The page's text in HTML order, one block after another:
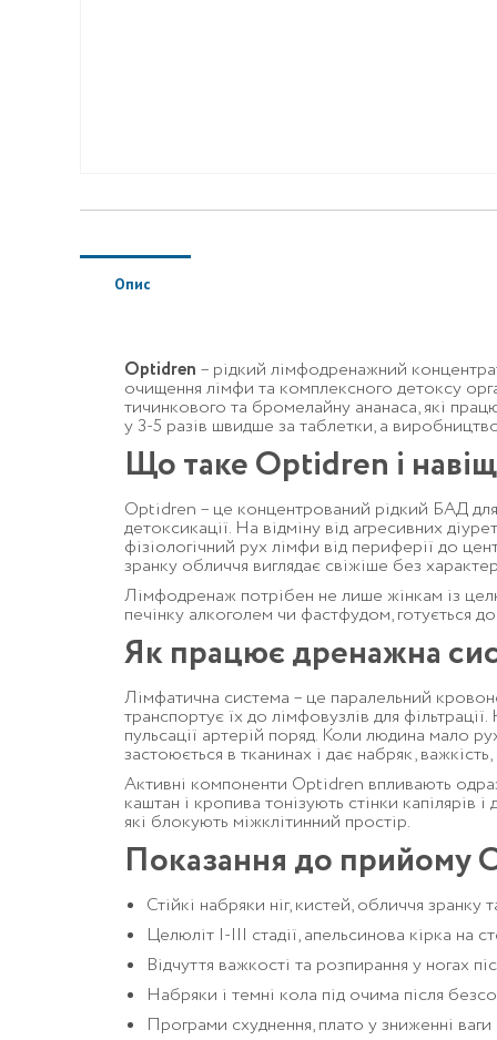
Опис
Optidren – рідкий лімфодренажний
очищення лімфи та комплексного детоксу
тичинкового та бромелайну ананаса, які
у 3-5 разів швидше за таблетки, а
Що таке Optidren і
Optidren – це концентрований рідкий БАД для
детоксикації. На відміну від агресивних
фізіологічний рух лімфи від периферії до
зранку обличчя виглядає свіжіше без
Лімфодренаж потрібен не лише жінкам із
печінку алкоголем чи фастфудом, готується
Як працює дренажна
Лімфатична система – це паралельний
транспортує їх до лімфовузлів для
пульсації артерій поряд. Коли людина мало
застоюється в тканинах і дає набряк,
Активні компоненти Optidren впливають
каштан і кропива тонізують стінки
які блокують міжклітинний простір.
Показання до прийому
Стійкі набряки ніг, кистей, обличчя зранку
Целюліт I-III стадії, апельсинова кірка на
Відчуття важкості та розпирання у ногах
Набряки і темні кола під очима після
Програми схуднення, плато у зниженні